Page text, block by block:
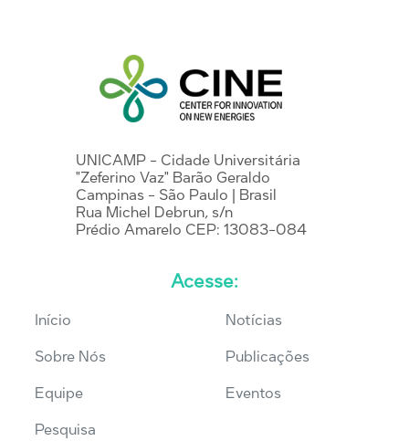
UNICAMP - Cidade Universitária
"Zeferino Vaz" Barão Geraldo
Campinas - São Paulo | Brasil
Rua Michel Debrun, s/n
Prédio Amarelo CEP: 13083-084
Acesse:
Início
Sobre Nós
Equipe
Pesquisa
Notícias
Publicações
Eventos